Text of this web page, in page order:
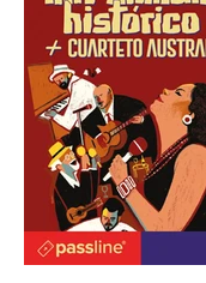
inspirado en el
Hollywood, que
visitantes a distintos